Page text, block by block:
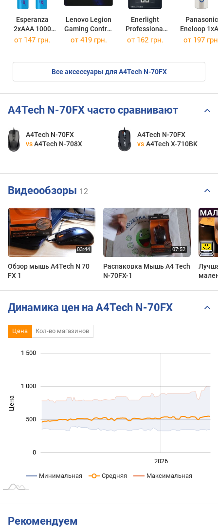
Esperanza
2xAAA 1000
mAh
Lenovo Legion
Gaming Control
Mouse Pad L
Enerlight
Professional
2xAAA 1000
Panasonic
Eneloop
1900 mAh
от 147 грн. от 419 грн. от 162 грн. от 197
Все аксессуары для A4Tech N-70FX
A4Tech N-70FX часто сравнивают
A4Tech N-70FX
vs A4Tech N-708X
A4Tech N-70FX
vs A4Tech X-710BK
Видеообзоры 12
Обзор мышь A4Tech N 70
FX 1
Распаковка Мышь A4 Tech
N-70FX-1
Динамика цен на A4Tech N-70FX
Цена Кол-во магазинов
Цена
0
1 500
1 000
500
2026
Минимальная Средняя Максимальная
Рекомендуем